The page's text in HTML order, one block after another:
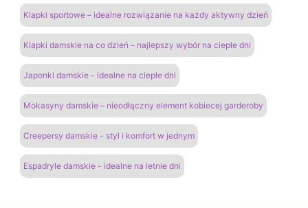
Klapki sportowe – idealne rozwiązanie na każdy aktywny dzień
Klapki damskie na co dzień – najlepszy wybór na ciepłe dni
Japonki damskie - idealne na ciepłe dni
Mokasyny damskie – nieodłączny element kobiecej garderoby
Creepersy damskie - styl i komfort w jednym
Espadryle damskie - idealne na letnie dni